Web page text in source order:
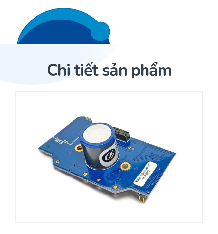
Trang Chủ
Cảm biến ACI
Nhà phân phối cảm biến
Nhà sản xuất thiết bị điều khiển
Cung cấp giải pháp quản lý cho toà nhà (BMS)
Chi tiết sản phẩm